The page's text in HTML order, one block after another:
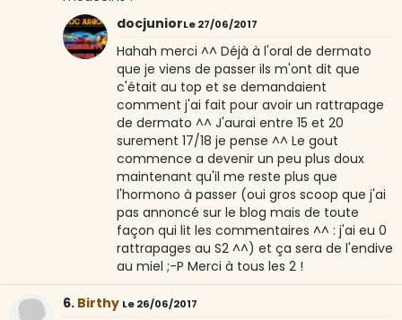
docjuniorLe 27/06/2017
Hahah merci ^^ Déjà à l'oral de dermato
que je viens de passer ils m'ont dit que
c'était au top et se demandaient
comment j'ai fait pour avoir un rattrapage
de dermato ^^ J'aurai entre 15 et 20
surement 17/18 je pense ^^ Le gout
commence a devenir un peu plus doux
maintenant qu'il me reste plus que
l'hormono à passer (oui gros scoop que j'ai
pas annoncé sur le blog mais de toute
façon qui lit les commentaires ^^ : j'ai eu 0
rattrapages au S2 ^^) et ça sera de l'endive
au miel ;-P Merci à tous les 2 !
6. Birthy Le 26/06/2017